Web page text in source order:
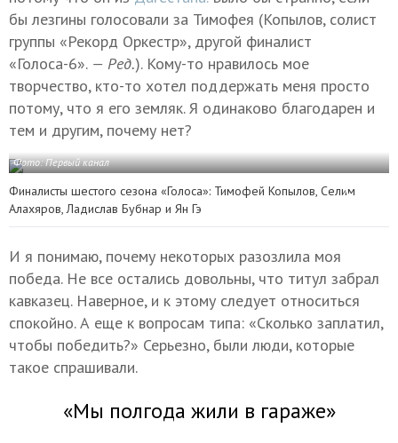
бы лезгины голосовали за Тимофея (Копылов, солист
группы «Рекорд Оркестр», другой финалист
«Голоса-6». — Ред.). Кому-то нравилось мое
творчество, кто-то хотел поддержать меня просто
потому, что я его земляк. Я одинаково благодарен и
тем и другим, почему нет?
Фото: Первый канал
Финалисты шестого сезона «Голоса»: Тимофей Копылов, Селим
Алахяров, Ладислав Бубнар и Ян Гэ
И я понимаю, почему некоторых разозлила моя
победа. Не все остались довольны, что титул забрал
кавказец. Наверное, и к этому следует относиться
спокойно. А еще к вопросам типа: «Сколько заплатил,
чтобы победить?» Серьезно, были люди, которые
такое спрашивали.
«Мы полгода жили в гараже»